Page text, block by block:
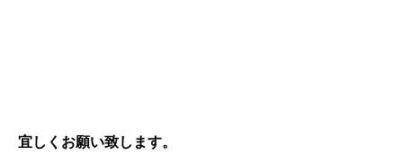
宜しくお願い致します。